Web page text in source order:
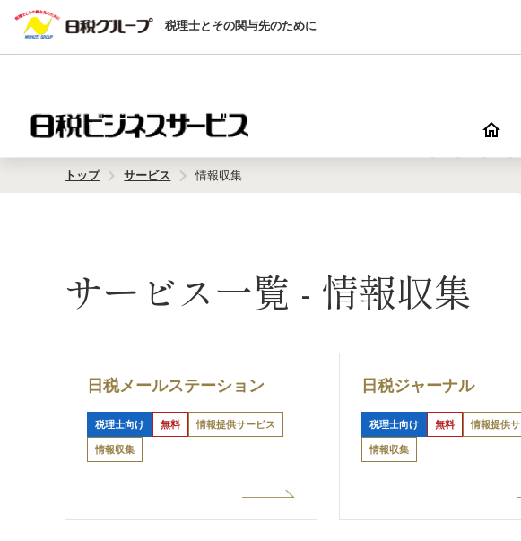
税理士とその関与先のために
トップ サービス 情報収集
サービス一覧 - 情報収集
日税メールステーション
税理士向け 無料 情報提供サービス
情報収集
日税ジャーナル
税理士向け 無料 情報提供
情報収集